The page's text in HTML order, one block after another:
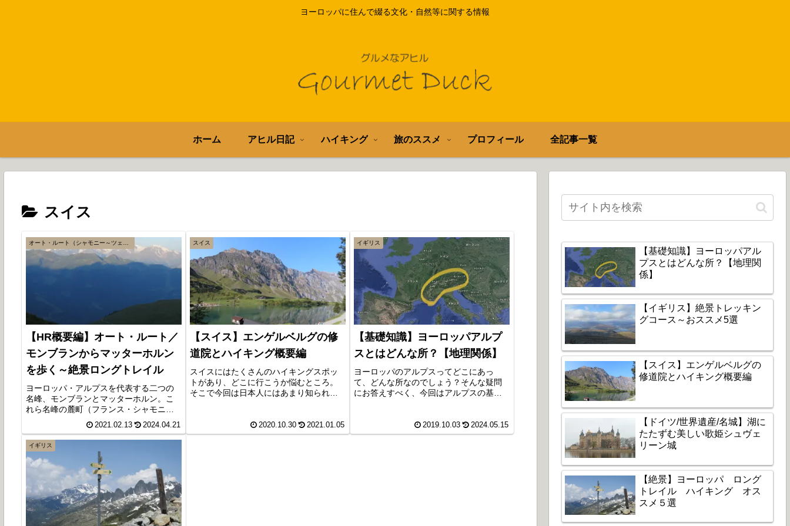
ヨーロッパに住んで綴る文化・自然等に関する情報
ホーム アヒル日記 ハイキング 旅のススメ プロフィール 全記事一覧
スイス
【HR概要編】オート・ルート／
モンブランからマッターホルン
を歩く～絶景ロングトレイル
ヨーロッパ・アルプスを代表する二つの
名峰、モンブランとマッターホルン。こ
れら名峰の麓町（フランス・シャモニ
ー、スイス・ツェルマット）を繋ぐ約
180kmのロングトレイル、オート・ルー
ト（Haute Route）は、ハイキングの盛ん
なヨーロッパでも屈指の人気コース。コ
ース難度はやや高いですが、踏破時の充
実感は格別です！
2021.02.13 2024.04.21
スイス
【スイス】エンゲルベルグの修
道院とハイキング概要編
スイスにはたくさんのハイキングスポッ
トがあり、どこに行こうか悩むところ。
そこで今回は日本人にはあまり知られて
その修道院とチーズ作りや、湖と山並
み・氷河のコントラストが美しい４つの
2020.10.30 2021.01.05
イギリス
【基礎知識】ヨーロッパアルプ
スとはどんな所？【地理関係】
ヨーロッパのアルプスってどこにあっ
て、どんな所なのでしょう？そんな疑問
にお答えすべく、今回はアルプスの基本
2019.10.03 2024.05.15
イギリス
【基礎知識】ヨーロッパアル
プスとはどんな所？【地理関
係】
【イギリス】絶景トレッキン
グコース～おススメ5選
【スイス】エンゲルベルグの
修道院とハイキング概要編
【ドイツ/世界遺産/名城】湖に
たたずむ美しい歌姫シュヴェ
リーン城
【絶景】ヨーロッパ ロング
トレイル ハイキング オス
スメ５選